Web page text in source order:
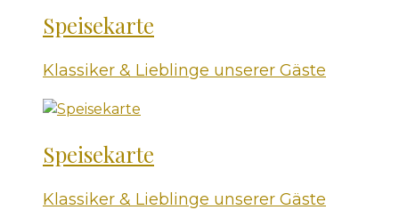
Speisekarte
Klassiker & Lieblinge unserer Gäste
Speisekarte
Klassiker & Lieblinge unserer Gäste